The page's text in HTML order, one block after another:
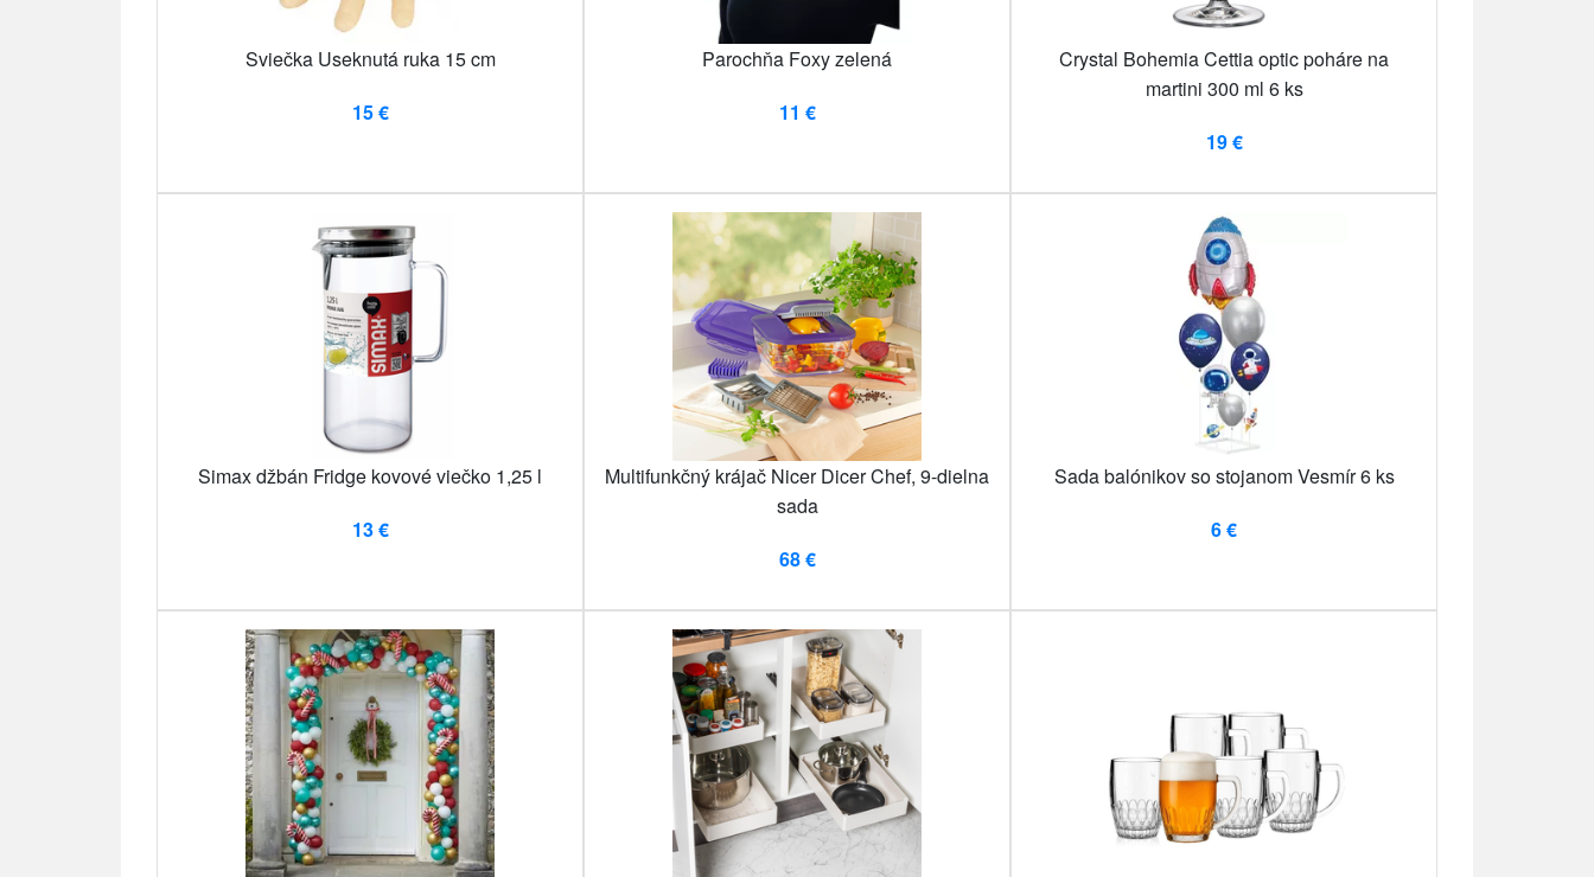
Sviečka Useknutá ruka 15 cm
15 €
Parochňa Foxy zelená
11 €
Crystal Bohemia Cettia optic poháre na
martini 300 ml 6 ks
19 €
Simax džbán Fridge kovové viečko 1,25 l
13 €
Multifunkčný krájač Nicer Dicer Chef, 9-dielna
sada
68 €
Sada balónikov so stojanom Vesmír 6 ks
6 €